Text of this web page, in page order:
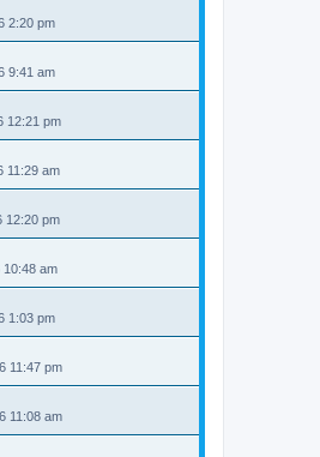
2:20 pm
9:41 am
12:21 pm
11:29 am
12:20 pm
10:48 am
1:03 pm
11:47 pm
11:08 am